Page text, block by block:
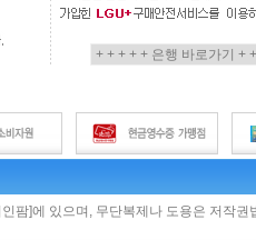
팜]에 있으며, 무단복제나 도용은 저작